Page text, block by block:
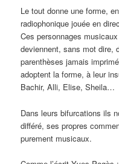
Le tout donne une forme,
radiophonique jouée en
Ces personnages
deviennent, sans mot dire,
parenthèses jamais
adoptent la forme, à leur
Bachir, Alli, Elise, Sheila…
Dans leurs bifurcations ils
différé, ses propres
purement musicaux.